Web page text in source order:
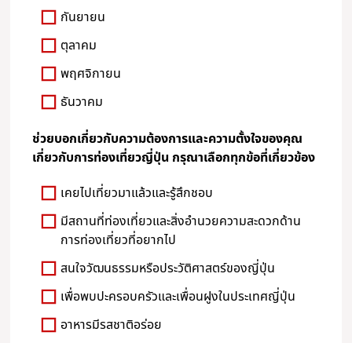
กันยายน
ตุลาคม
พฤศจิกายน
ธันวาคม
ช่วยบอกเกี่ยวกับความต้องการและความตั้งใจของคุณ
เกี่ยวกับการท่องเที่ยวญี่ปุ่น กรุณาเลือกทุกข้อที่เกี่ยวข้อง
เคยไปเที่ยวมาแล้วและรู้สึกชอบ
มีสถานที่ท่องเที่ยวและสิ่งอำนวยความสะดวกด้าน
การท่องเที่ยวที่อยากไป
สนใจวัฒนธรรมหรือประวัติศาสตร์ของญี่ปุ่น
เพื่อพบปะครอบครัวและเพื่อนฝูงในประเทศญี่ปุ่น
อาหารมีรสชาติอร่อย